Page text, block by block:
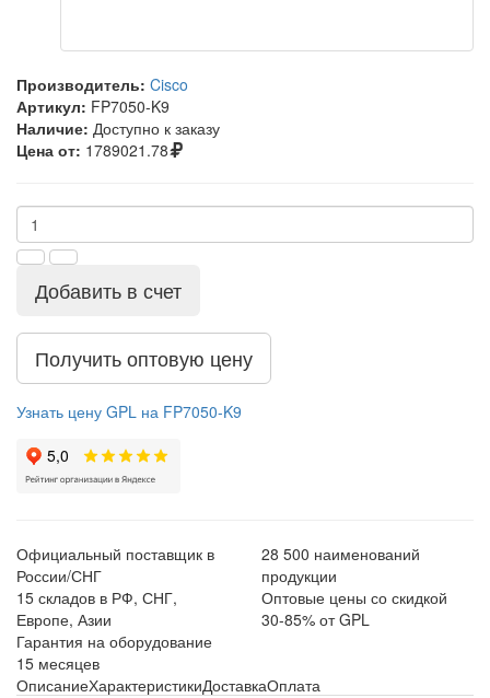
Производитель: Cisco
Артикул: FP7050-K9
Наличие: Доступно к заказу
Цена от: 1789021.78
Добавить в счет
Получить оптовую цену
Узнать цену GPL на FP7050-K9
Официальный поставщик в
России/СНГ
28 500 наименований
продукции
15 складов в РФ, СНГ,
Европе, Азии
Оптовые цены со скидкой
30-85% от GPL
Гарантия на оборудование
15 месяцев
ОписаниеХарактеристикиДоставкаОплата